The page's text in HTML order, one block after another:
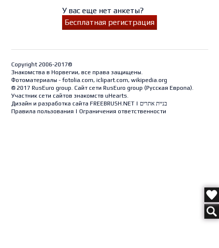
У вас еще нет анкеты?
Бесплатная регистрация
Copyright 2006-2017©
Знакомства в Норвегии, все права защищены.
Фотоматериалы - fotolia.com, iclipart.com, wikipedia.org
© 2017 RusEuro group. Сайт сети RusEuro group (Русская Европа).
Участник сети сайтов знакомств uHearts.
Дизайн и разработка сайта FREEBRUSH.NET| בניית אתרים
Правила пользования | Ограничения ответственности